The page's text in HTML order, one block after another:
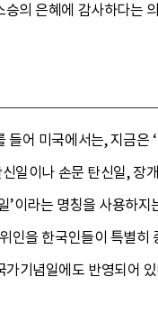
의 은혜에 감사하다는
어 미국에서는, 지금은
일이나 손문 탄신일, 장
이라는 명칭을 사용하지
인을 한국인들이 특별히
기념일에도 반영되어